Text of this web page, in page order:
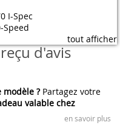
I-Spec
Speed
tout afficher
d'avis
modèle ?Partagez votre
valable chez
en savoir plus